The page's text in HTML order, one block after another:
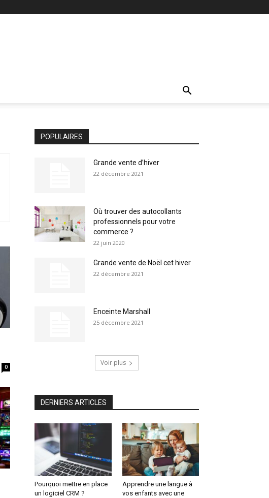
0
POPULAIRES
Grande vente d’hiver
22 décembre 2021
Où trouver des autocollants
professionnels pour votre
commerce ?
22 juin 2020
Grande vente de Noël cet hiver
22 décembre 2021
Enceinte Marshall
25 décembre 2021
Voir plus
DERNIERS ARTICLES
Pourquoi mettre en place
un logiciel CRM ?
Apprendre une langue à
vos enfants avec une